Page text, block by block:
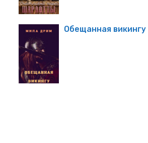
Обещанная викингу